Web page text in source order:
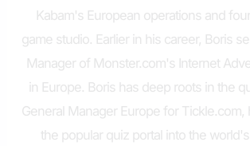
Kabam's European operations and
game studio. Earlier in his career, Boris
Manager of Monster.com's Internet
in Europe. Boris has deep roots in the
General Manager Europe for Tickle.com,
the popular quiz portal into the